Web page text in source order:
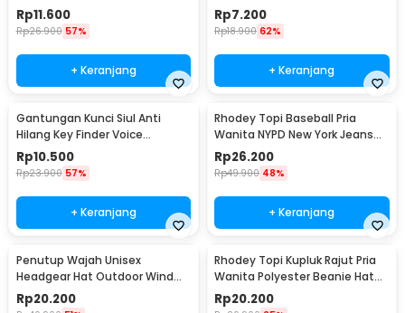
Army Style Size L
Rp11.600
Rp26.900 57%
+ Keranjang
Stainless Steel - GB6675
Rp7.200
Rp18.900 62%
+ Keranjang
Gantungan Kunci Siul Anti
Hilang Key Finder Voice
Induction LED - YY-315
Rp10.500
Rp23.900 57%
+ Keranjang
Rhodey Topi Baseball Pria
Wanita NYPD New York Jeans
Polyester Cap - S8R
Rp26.200
Rp49.900 48%
+ Keranjang
Penutup Wajah Unisex
Headgear Hat Outdoor Wind
Mask Balaclava - P01
Rp20.200
Rhodey Topi Kupluk Rajut Pria
Wanita Polyester Beanie Hat
Winter - EC002
Rp20.200